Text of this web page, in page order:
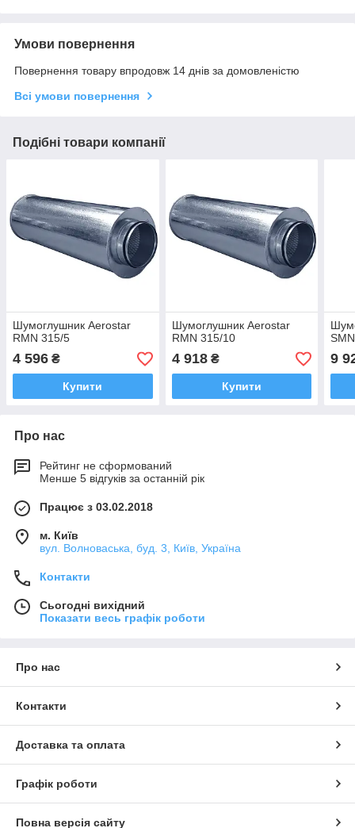
Умови повернення
Повернення товару впродовж 14 днів за домовленістю
Всі умови повернення
Подібні товари компанії
Шумоглушник Aerostar
RMN 315/5
4 596 ₴
Купити
Шумоглушник Aerostar
RMN 315/10
4 918₴
Купити
9
Про нас
Рейтинг не сформований
Менше 5 відгуків за останній рік
Працює з 03.02.2018
м. Київ
вул. Волноваська, буд. 3, Київ, Україна
Контакти
Сьогодні вихідний
Показати весь графік роботи
Про нас
Контакти
Доставка та оплата
Графік роботи
Повна версія сайту